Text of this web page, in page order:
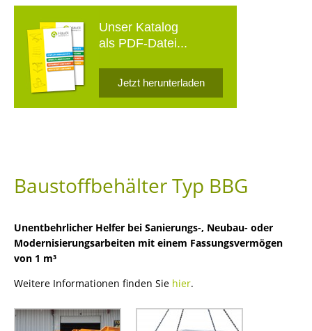
Unser Katalog
als PDF-Datei...
Jetzt herunterladen
Baustoffbehälter Typ BBG
Unentbehrlicher Helfer bei Sanierungs-, Neubau- oder
Modernisierungsarbeiten mit einem Fassungsvermögen
von 1 m³
Weitere Informationen finden Sie hier.